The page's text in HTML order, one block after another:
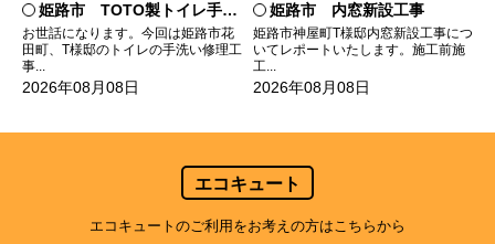
姫路市 TOTO製トイレ手洗いの水漏れ修理
お世話になります。今回は姫路市花
田町、T様邸のトイレの手洗い修理工
事...
2026年08月08日
姫路市 内窓新設工事
姫路市神屋町T様邸内窓新設工事につ
いてレポートいたします。施工前施
工...
2026年08月08日
エコキュート
エコキュートのご利用をお考えの方はこちらから